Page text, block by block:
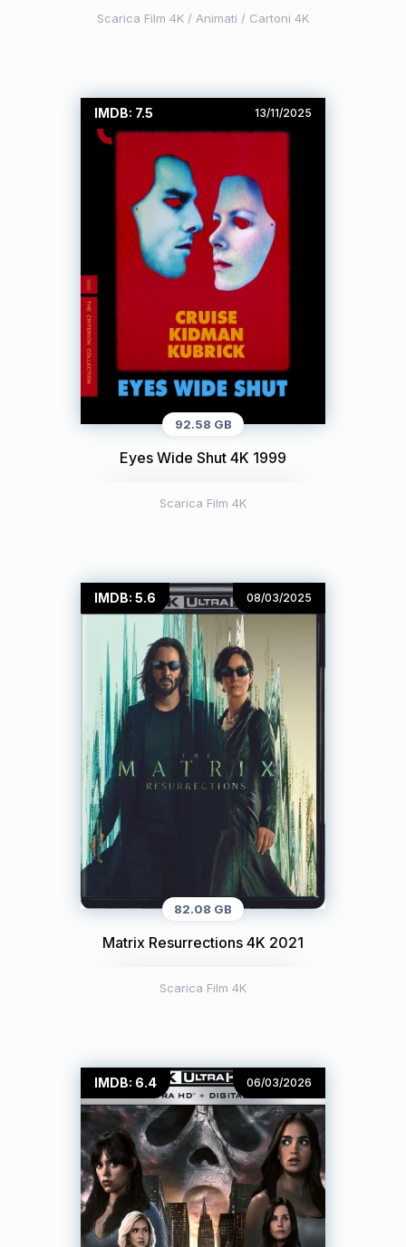
Scarica Film 4K / Animati / Cartoni 4K
IMDB: 7.5 13/11/2025
92.58 GB
Eyes Wide Shut 4K 1999
Scarica Film 4K
IMDB: 5.6 08/03/2025
82.08 GB
Matrix Resurrections 4K 2021
Scarica Film 4K
IMDB: 6.4 06/03/2026